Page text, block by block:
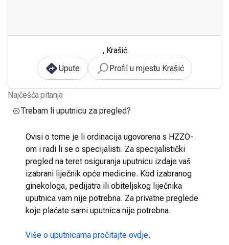
, Krašić
Upute
Profil u mjestu Krašić
Najčešća pitanja
Trebam li uputnicu za pregled?
Ovisi o tome je li ordinacija ugovorena s HZZO-
om i radi li se o specijalisti. Za specijalistički
pregled na teret osiguranja uputnicu izdaje vaš
izabrani liječnik opće medicine. Kod izabranog
ginekologa, pedijatra ili obiteljskog liječnika
uputnica vam nije potrebna. Za privatne preglede
koje plaćate sami uputnica nije potrebna.
Više o uputnicama pročitajte ovdje.